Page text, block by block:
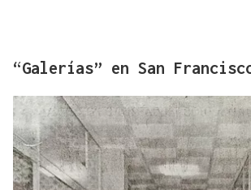
“Galerías” en San